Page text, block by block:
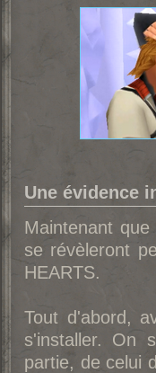
Une évidence
Maintenant
se révèleront
HEARTS.
Tout d'abord,
s'installer. On
partie, de celui